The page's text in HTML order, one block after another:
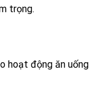
trọng.
hoạt động ăn uống